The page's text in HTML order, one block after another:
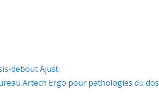
debout Ajust.
Artech Ergo pour pathologies du dos